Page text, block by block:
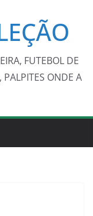
FUTEBOL DE
PALPITES ONDE A